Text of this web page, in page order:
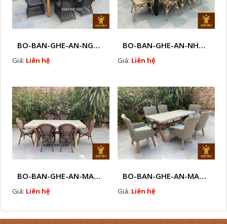
BO-BAN-GHE-AN-NGOAI-TROI-KT1
Giá: Liên hệ
BO-BAN-GHE-AN-NHUA-GIA-MAY-NGOAI-TROI-B1
Giá: Liên hệ
BO-BAN-GHE-AN-MAY-NHUA-C2
Giá: Liên hệ
BO-BAN-GHE-AN-MAY-NHUA-C1
Giá: Liên hệ